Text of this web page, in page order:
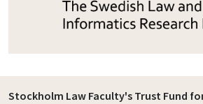
Stockholm Law Faculty's Trust Fund